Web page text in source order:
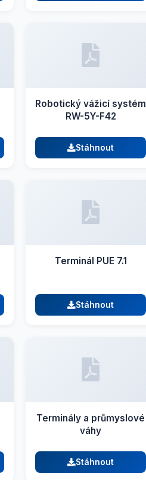
Robotický vážicí systém
RW-5Y-F42
Stáhnout
Terminál PUE 7.1
Stáhnout
Terminály a průmyslové
váhy
Stáhnout